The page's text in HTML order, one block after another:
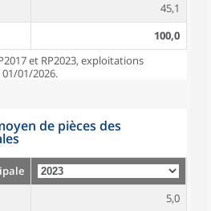
45,1
100,0
et RP2023, exploitations
01/2026.
de pièces des
5,0